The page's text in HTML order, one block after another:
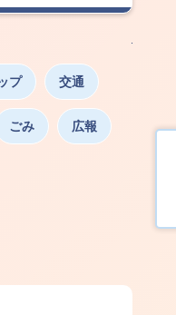
プ 交通
ごみ 広報